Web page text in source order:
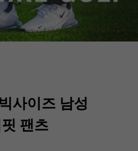
사이즈 남성
팬츠